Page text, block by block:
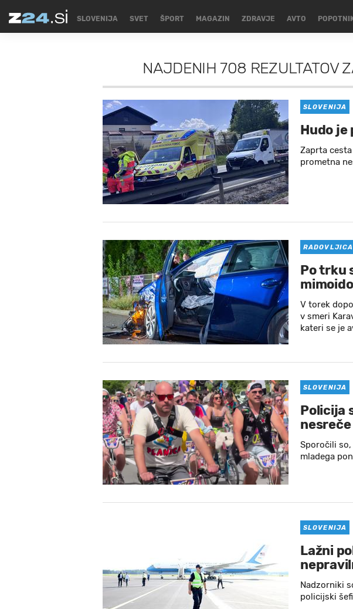
SLOVENIJA SVET ŠPORT MAGAZIN ZDRAVJE AVTO
NAJDENIH 708 REZULTATOV
SLOVENIJA
Hudo je
Zaprta
prometna
RADOVLJICA
Po trku
V torek
v smeri
kateri se je
SLOVENIJA
Policija
nesreče
Sporočili
mladega
SLOVENIJA
Lažni
Nadzorniki
policijski